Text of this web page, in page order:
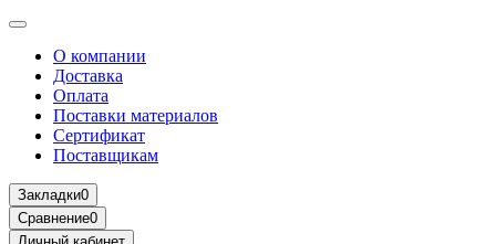
О компании
Доставка
Оплата
Поставки материалов
Сертификат
Поставщикам
Закладки0
Сравнение0